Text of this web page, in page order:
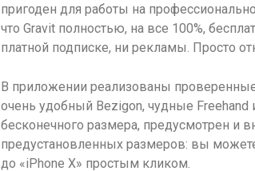
пригоден для работы на
что Gravit полностью, на все 100%,
платной подписке, ни рекламы. Просто
В приложении реализованы
очень удобный Bezigon, чудные
бесконечного размера, предусмотрен
предустановленных размеров: вы
до «iPhone X» простым кликом.